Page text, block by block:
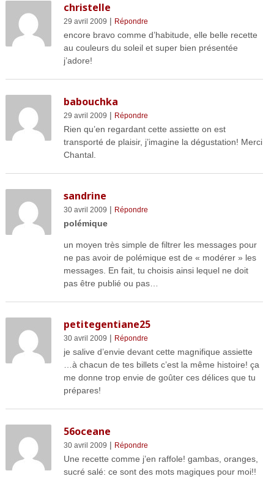
christelle
29 avril 2009 | Répondre
encore bravo comme d’habitude, elle belle recette
au couleurs du soleil et super bien présentée
j’adore!
babouchka
29 avril 2009 | Répondre
Rien qu’en regardant cette assiette on est
transporté de plaisir, j’imagine la dégustation! Merci
Chantal.
sandrine
30 avril 2009 | Répondre
polémique
un moyen très simple de filtrer les messages pour
ne pas avoir de polémique est de « modérer » les
messages. En fait, tu choisis ainsi lequel ne doit
pas être publié ou pas…
petitegentiane25
30 avril 2009 | Répondre
je salive d’envie devant cette magnifique assiette
…à chacun de tes billets c’est la même histoire! ça
me donne trop envie de goûter ces délices que tu
prépares!
56oceane
30 avril 2009 | Répondre
Une recette comme j’en raffole! gambas, oranges,
sucré salé: ce sont des mots magiques pour moi!!